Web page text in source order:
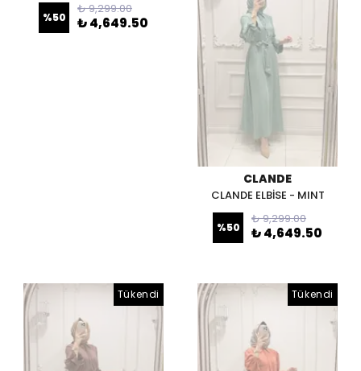
%50
₺ 9,299.00
₺ 4,649.50
CLANDE
CLANDE ELBİSE - MINT
%50
₺ 9,299.00
₺ 4,649.50
Tükendi Tükendi